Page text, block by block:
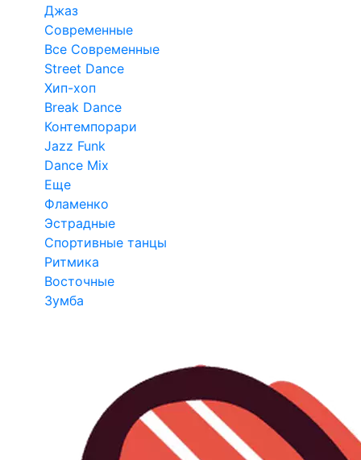
Джаз
Современные
Все Современные
Street Dance
Хип-хоп
Break Dance
Контемпорари
Jazz Funk
Dance Mix
Еще
Фламенко
Эстрадные
Спортивные танцы
Ритмика
Восточные
Зумба